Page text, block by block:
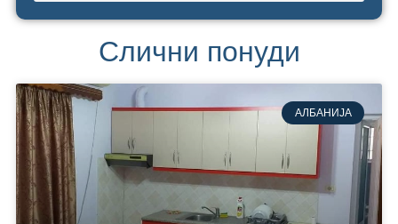
Слични понуди
АЛБАНИЈА